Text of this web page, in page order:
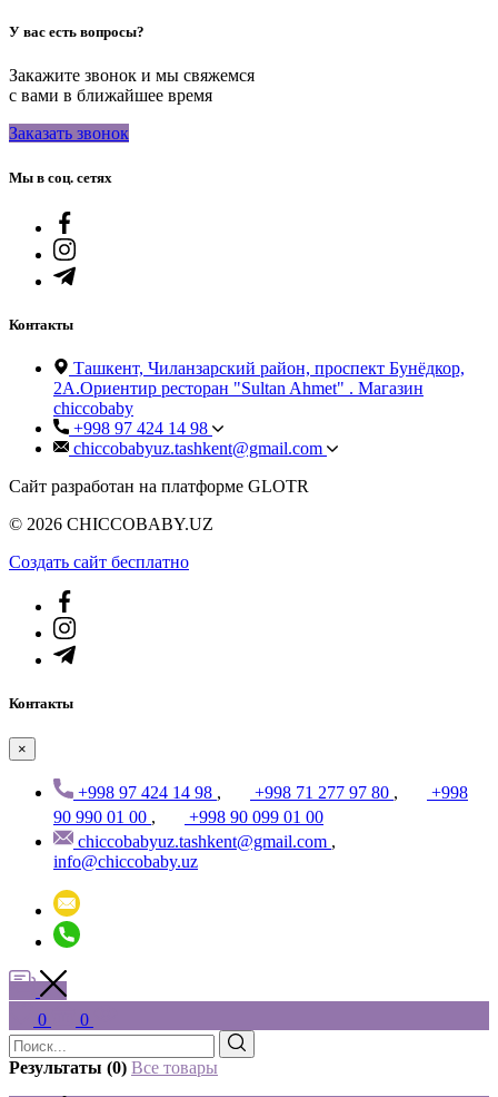
У вас есть вопросы?
Закажите звонок и мы свяжемся
с вами в ближайшее время
Заказать звонок
Мы в соц. сетях
Контакты
Ташкент, Чиланзарский район, проспект Бунёдкор,
2А.Ориентир ресторан "Sultan Ahmet" . Магазин
chiccobaby
+998 97 424 14 98
chiccobabyuz.tashkent@gmail.com
Сайт разработан на платформе GLOTR
© 2026 CHICCOBABY.UZ
Создать cайт бесплатно
Контакты
×
+998 97 424 14 98 , +998 71 277 97 80 ,
+998
90 990 01 00 ,
+998 90 099 01 00
chiccobabyuz.tashkent@gmail.com ,
info@chiccobaby.uz
0 0
Результаты (0) Все товары